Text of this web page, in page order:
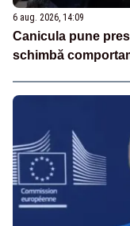
6 aug. 2026, 14:09
Canicula pune
schimbă